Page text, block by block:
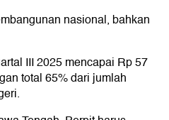
nasional, bahkan
III 2025 mencapai Rp 57
total 65% dari jumlah